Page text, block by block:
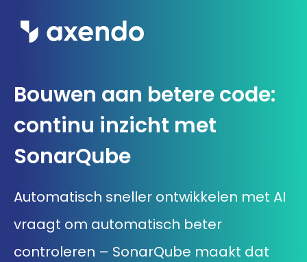
Inzichten
Ons werk
Over ons
Contact
Bouwen aan betere code:
continu inzicht met
SonarQube
Automatisch sneller ontwikkelen met AI
vraagt om automatisch beter
controleren – SonarQube maakt dat